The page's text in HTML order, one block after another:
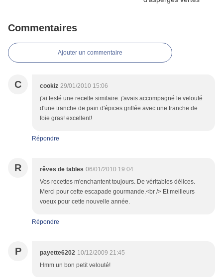
Commentaires
Ajouter un commentaire
C cookiz 29/01/2010 15:06
j'ai testé une recette similaire. j'avais accompagné le velouté
d'une tranche de pain d'épices grillée avec une tranche de
foie gras! excellent!
Répondre
R rêves de tables 06/01/2010 19:04
Vos recettes m'enchantent toujours. De véritables délices.
Merci pour cette escapade gourmande.<br /> Et meilleurs
voeux pour cette nouvelle année.
Répondre
P payette6202 10/12/2009 21:45
Hmm un bon petit velouté!